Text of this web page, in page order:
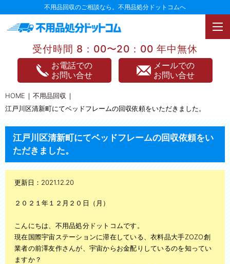
不用品回収のご相談なら。不用品処分ドットコムへ
受付時間 8：00〜20：00 年中無休
お電話での
お問い合せ
メールでの
お問い合せ
HOME
不用品回収
江戸川区清新町にてベッドフレームの回収依頼をいただきました。
江戸川区清新町にてベッドフレームの回収依頼をい
ただきました。
更新日：2021.12.20
２０２１年１２月２０日（月）
こんにちは、不用品処分ドットコムです。
現在国際宇宙ステーションに滞在している、衣料品大手ZOZO創
業者の前澤友作さんが、宇宙からお金配りしているのを知ってい
ますか？
TOPページ
不用品回収
不用品買取
家具処分
遺品整理
引っ越し
ベッド処分
風呂釜処分